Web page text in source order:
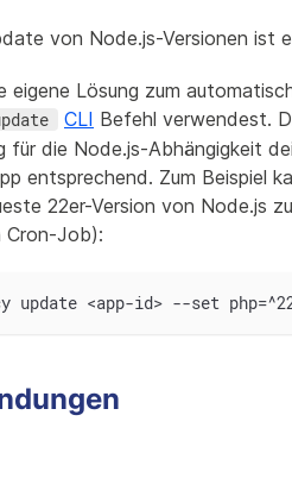
von Node.js-Versionen ist
eigene Lösung zum
CLI Befehl verwendest.
für die Node.js-Abhängigkeit
entsprechend. Zum Beispiel
22er-Version von Node.js
Cron-Job):
update <app-id> --set